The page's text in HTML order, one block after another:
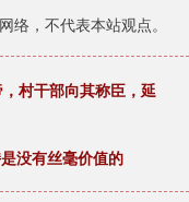
络，不代表本站观点。
村干部向其称臣，延
没有丝毫价值的